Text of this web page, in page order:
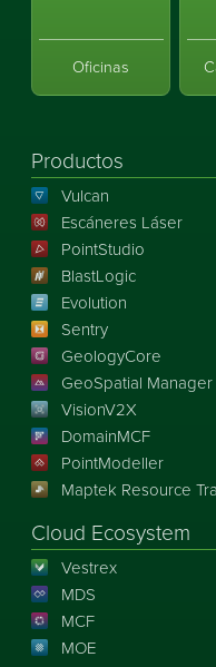
Oficinas
Productos
Vulcan
Escáneres Láser
PointStudio
BlastLogic
Evolution
Sentry
GeologyCore
GeoSpatial Manager
VisionV2X
DomainMCF
PointModeller
Maptek Resource
Cloud Ecosystem
Vestrex
MDS
MCF
MOE